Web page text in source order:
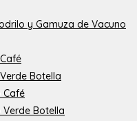
y Gamuza de Vacuno
Botella
Café
Botella